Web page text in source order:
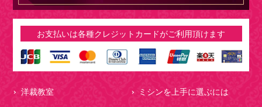
洋裁教室 ミシンを上手に選ぶには
お支払いは各種クレジットカードがご利用頂けます